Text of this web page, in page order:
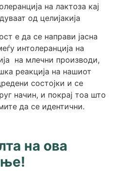
на лактоза кај
од целијакија
е да се направи јасна
интолеранција на
на млечни производи,
реакција на нашиот
состојки и се
начин, и покрај тоа што
да се идентични.
на ова